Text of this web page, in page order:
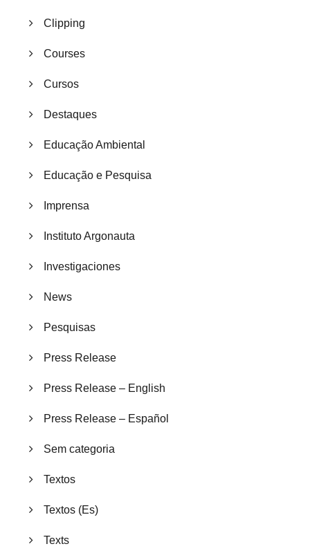
Clipping
Courses
Cursos
Destaques
Educação Ambiental
Educação e Pesquisa
Imprensa
Instituto Argonauta
Investigaciones
News
Pesquisas
Press Release
Press Release – English
Press Release – Español
Sem categoria
Textos
Textos (Es)
Texts